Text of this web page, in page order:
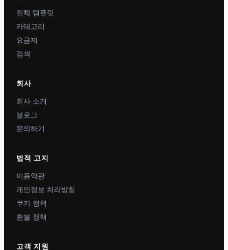
전체 템플릿
카테고리
요금제
검색
회사
회사 소개
블로그
문의하기
법적 고지
이용약관
개인정보 처리방침
쿠키 정책
환불 정책
고객 지원